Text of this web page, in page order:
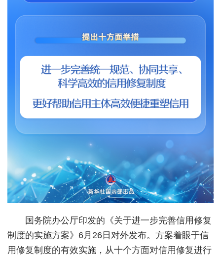
极客圈
城建
悠游
相亲
房产
消费
创意
文化
国务院办公厅印发的《关于进一步完善信用修复
制度的实施方案》6月26日对外发布。方案着眼于信
用修复制度的有效实施，从十个方面对信用修复进行